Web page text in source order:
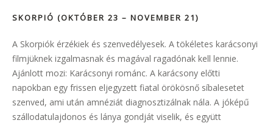
SKORPIÓ (OKTÓBER 23 – NOVEMBER 21)
A Skorpiók érzékiek és szenvedélyesek. A tökéletes karácsonyi
filmjüknek izgalmasnak és magával ragadónak kell lennie.
Ajánlott mozi: Karácsonyi románc. A karácsony előtti
napokban egy frissen eljegyzett fiatal örökösnő síbalesetet
szenved, ami után amnéziát diagnosztizálnak nála. A jóképű
szállodatulajdonos és lánya gondját viselik, és együtt